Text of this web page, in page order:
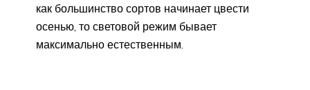
как большинство сортов начинает цвести
осенью, то световой режим бывает
максимально естественным.